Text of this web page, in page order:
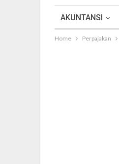
AKUNTANSI
Home Perpajakan